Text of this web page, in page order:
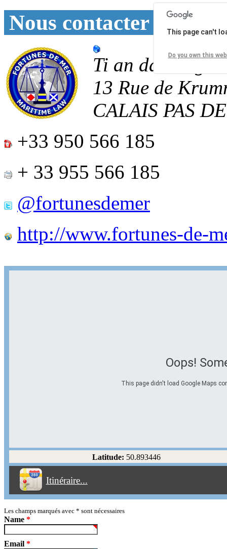
Nous contacter
Ti an
13 Rue de
CALAIS PAS
+33 950 566 185
+ 33 955 566 185
@fortunesdemer
http://www.fortunes-de-
Oops!
This page didn't load Google Maps
This page can't
Do you own this
Latitude: 50.893446
Itinéraire...
Éviter les autoroutes
Éviter les péages
Partir! Reset
Les champs marqués avec * sont nécessaires
Name *
Email *